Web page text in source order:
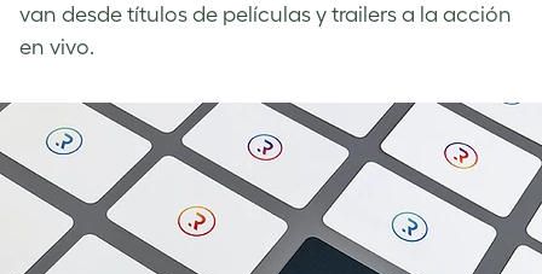
van desde títulos de películas y trailers a la acción
en vivo.